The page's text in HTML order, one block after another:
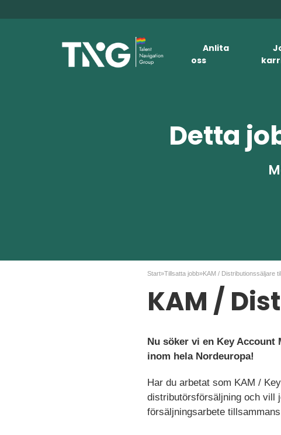
Anlita
oss
Detta
Start»Tillsatta jobb»KAM / Distributionssäljare
KAM /
Nu söker vi en Key
inom hela Nordeuropa!
Har du arbetat som KAM /
distributörsförsäljning och vill
försäljningsarbete